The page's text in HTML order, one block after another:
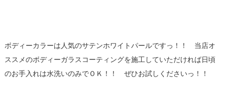
ボディーカラーは人気のサテンホワイトパールですっ！！ 当店オ
ススメのボディーガラスコーティングを施工していただければ日頃
のお手入れは水洗いのみでＯＫ！！ ぜひお試しくださいっ！！